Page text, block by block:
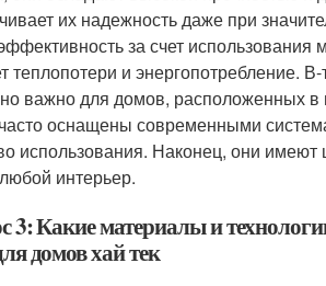
их надежность даже при
за счет
теплопотери и энергопотребление.
важно для домов, расположенных в
оснащены современными
использования. Наконец, они
интерьер.
3: Какие материалы и
домов хай тек